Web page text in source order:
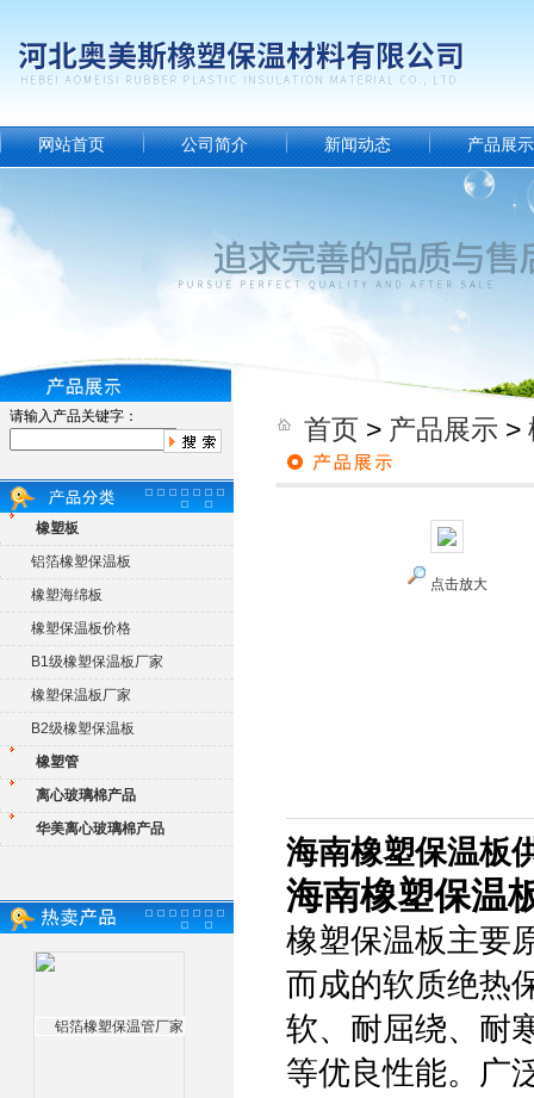
网站首页 公司简介 新闻动态 产品展示
请输入产品关键字：
橡塑板
铝箔橡塑保温板
橡塑海绵板
橡塑保温板价格
B1级橡塑保温板厂家
橡塑保温板厂家
B2级橡塑保温板
橡塑管
离心玻璃棉产品
华美离心玻璃棉产品
首页 > 产品展示 >
点击放大
海南橡塑保温板
海南橡塑保温
橡塑保温板主要
而成的软质绝热
软、耐屈绕、耐
等优良性能。广